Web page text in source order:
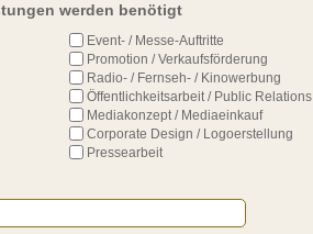
werden benötigt
Event- / Messe-Auftritte
Promotion / Verkaufsförderung
Radio- / Fernseh- / Kinowerbung
Öffentlichkeitsarbeit / Public Relations
Mediakonzept / Mediaeinkauf
Corporate Design / Logoerstellung
Pressearbeit